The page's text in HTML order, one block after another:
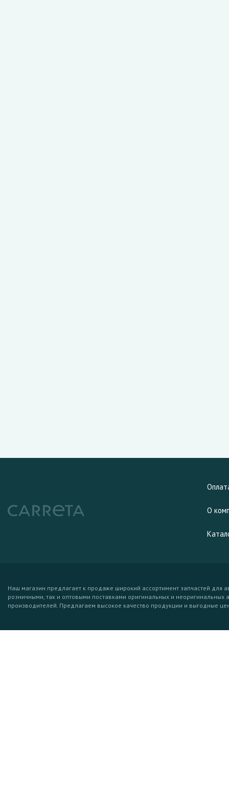
О
Наш магазин предлагает к продаже широкий ассортимент запчастей для
розничными, так и оптовыми поставками оригинальных и неоригинальных
производителей. Предлагаем высокое качество продукции и выгодные